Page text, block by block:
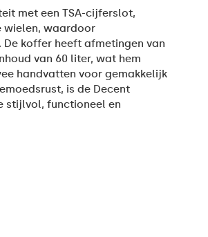
met een TSA-cijferslot,
wielen, waardoor
koffer heeft afmetingen van
van 60 liter, wat hem
handvatten voor gemakkelijk
is de Decent
stijlvol, functioneel en